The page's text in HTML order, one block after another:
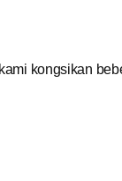
kongsikan